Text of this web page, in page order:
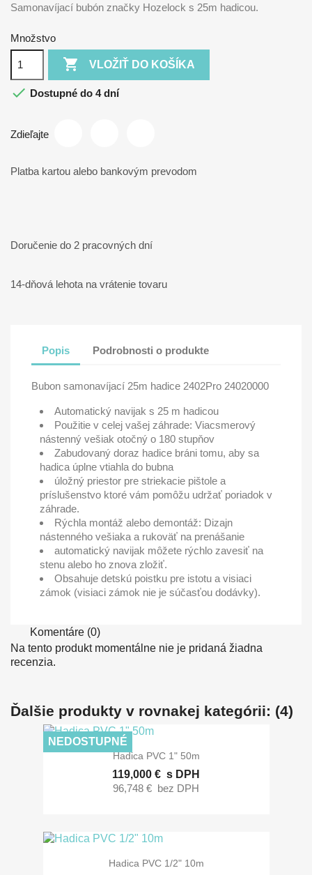
Samonavíjací bubón značky Hozelock s 25m hadicou.
Množstvo
 VLOŽIŤ DO KOŠÍKA
 Dostupné do 4 dní
Zdieľajte
Platba kartou alebo bankovým prevodom
Doručenie do 2 pracovných dní
14-dňová lehota na vrátenie tovaru
Popis Podrobnosti o produkte
Bubon samonavíjací 25m hadice 2402Pro 24020000
Automatický navijak s 25 m hadicou
Použitie v celej vašej záhrade: Viacsmerový
nástenný vešiak otočný o 180 stupňov
Zabudovaný doraz hadice bráni tomu, aby sa
hadica úplne vtiahla do bubna
úložný priestor pre striekacie pištole a
príslušenstvo ktoré vám pomôžu udržať poriadok v
záhrade.
Rýchla montáž alebo demontáž: Dizajn
nástenného vešiaka a rukoväť na prenášanie
automatický navijak môžete rýchlo zavesiť na
stenu alebo ho znova zložiť.
Obsahuje detskú poistku pre istotu a visiaci
zámok (visiaci zámok nie je súčasťou dodávky).
Komentáre (0)
Na tento produkt momentálne nie je pridaná žiadna
recenzia.
Ďalšie produkty v rovnakej kategórii: (4)
Hadica PVC 1" 50m
119,000 € s DPH
96,748 € bez DPH
NEDOSTUPNÉ
Hadica PVC 1/2" 10m